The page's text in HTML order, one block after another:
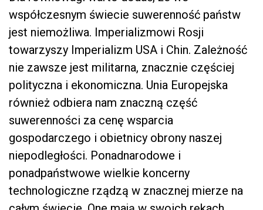
współczesnym świecie suwerenność państw
jest niemożliwa. Imperializmowi Rosji
towarzyszy Imperializm USA i Chin. Zależność
nie zawsze jest militarna, znacznie częściej
polityczna i ekonomiczna. Unia Europejska
również odbiera nam znaczną część
suwerenności za cenę wsparcia
gospodarczego i obietnicy obrony naszej
niepodległości. Ponadnarodowe i
ponadpaństwowe wielkie koncerny
technologiczne rządzą w znacznej mierze na